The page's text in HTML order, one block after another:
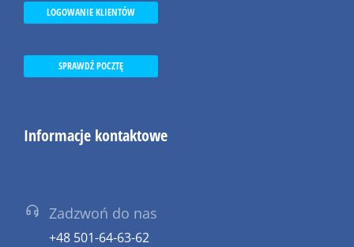
LOGOWANIE KLIENTÓW
SPRAWDŹ POCZTĘ
Informacje kontaktowe
Zadzwoń do nas
+48 501-64-63-62